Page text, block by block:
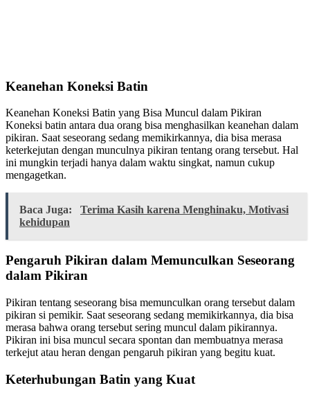
Keanehan Koneksi Batin
Keanehan Koneksi Batin yang Bisa Muncul dalam Pikiran
Koneksi batin antara dua orang bisa menghasilkan keanehan dalam
pikiran. Saat seseorang sedang memikirkannya, dia bisa merasa
keterkejutan dengan munculnya pikiran tentang orang tersebut. Hal
ini mungkin terjadi hanya dalam waktu singkat, namun cukup
mengagetkan.
Baca Juga:
Terima Kasih karena Menghinaku, Motivasi
kehidupan
Pengaruh Pikiran dalam Memunculkan Seseorang
dalam Pikiran
Pikiran tentang seseorang bisa memunculkan orang tersebut dalam
pikiran si pemikir. Saat seseorang sedang memikirkannya, dia bisa
merasa bahwa orang tersebut sering muncul dalam pikirannya.
Pikiran ini bisa muncul secara spontan dan membuatnya merasa
terkejut atau heran dengan pengaruh pikiran yang begitu kuat.
Keterhubungan Batin yang Kuat